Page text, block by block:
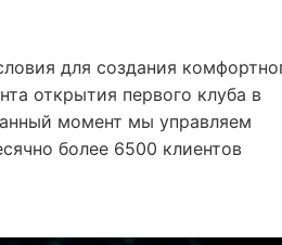
для создания
открытия первого клуба в
момент мы управляем
более 6500 клиентов